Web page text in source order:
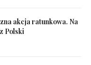
akcja ratunkowa. Na
Polski